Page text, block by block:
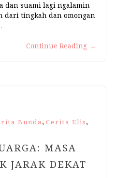
dan suami lagi ngalamin
dari tingkah dan omongan
Continue Reading →
Bunda , Cerita Elis ,
MASA
JARAK DEKAT